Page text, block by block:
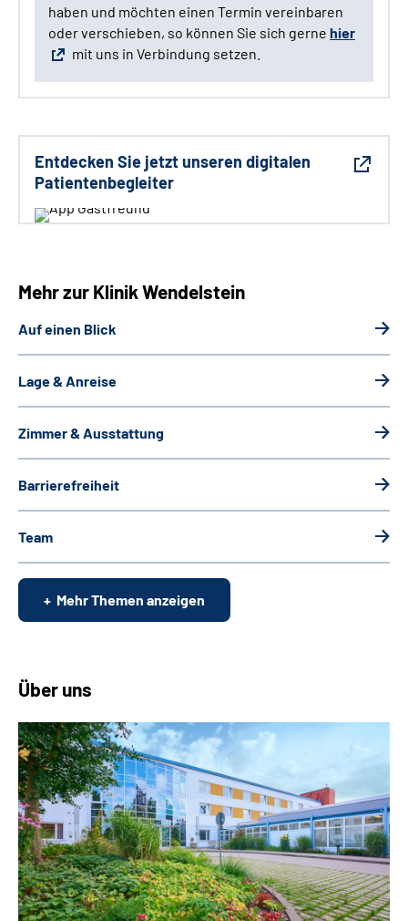
haben und möchten einen Termin vereinbaren
oder verschieben, so können Sie sich gerne hier
mit uns in Verbindung setzen.
Entdecken Sie jetzt unseren digitalen
Patientenbegleiter
Mehr zur Klinik Wendelstein
Auf einen Blick
Lage & Anreise
Zimmer & Ausstattung
Barrierefreiheit
Team
Mehr Themen anzeigen
Über uns